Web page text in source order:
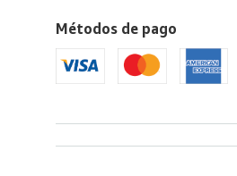
Estados
Unidos
de
America
Métodos de pago